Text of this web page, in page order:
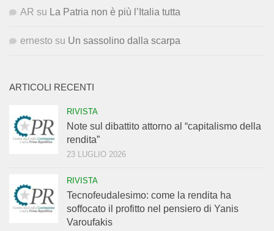
AR su La Patria non è più l’Italia tutta
ernesto su Un sassolino dalla scarpa
ARTICOLI RECENTI
RIVISTA
Note sul dibattito attorno al “capitalismo della
rendita”
23 LUGLIO 2026
RIVISTA
Tecnofeudalesimo: come la rendita ha
soffocato il profitto nel pensiero di Yanis
Varoufakis